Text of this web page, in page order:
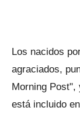
Los nacidos
agraciados,
Morning Post",
está incluido